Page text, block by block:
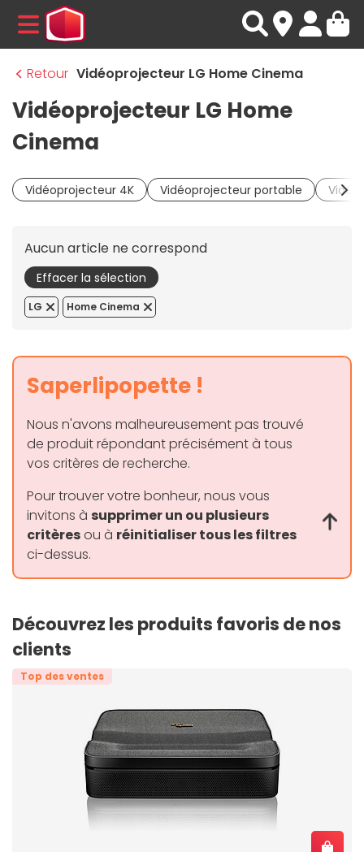
MENU
Retour Vidéoprojecteur LG Home Cinema
Vidéoprojecteur LG Home
Cinema
Vidéoprojecteur 4K Vidéoprojecteur portable
Aucun article ne correspond
Effacer la sélection
LG Home Cinema
Saperlipopette !
Nous n'avons malheureusement pas trouvé
de produit répondant précisément à tous
vos critères de recherche.
Pour trouver votre bonheur, nous vous
invitons à supprimer un ou plusieurs
critèresou à réinitialiser tous les filtres
ci-dessus.
Découvrez les produits favoris de nos
clients
Top des ventes